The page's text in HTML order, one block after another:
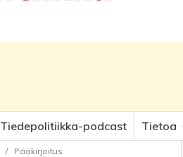
Tiedepolitiikka-podcast Tietoa
/ Pääkirjoitus